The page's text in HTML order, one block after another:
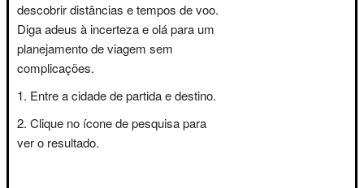
descobrir distâncias e tempos de voo.
Diga adeus à incerteza e olá para um
planejamento de viagem sem
complicações.
Entre a cidade de partida e destino.
Clique no ícone de pesquisa para
ver o resultado.